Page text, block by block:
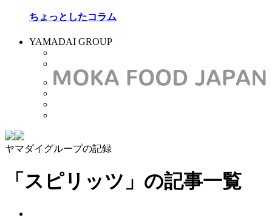
ちょっとしたコラム
YAMADAI GROUP
ヤマダイグループの記録
「スピリッツ」 の記事一覧